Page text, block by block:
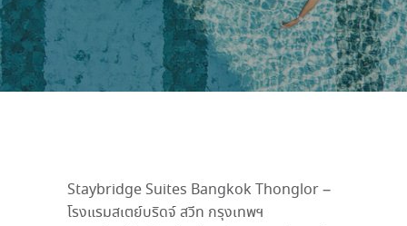
Staybridge Suites Bangkok Thonglor –
โรงแรมสเตย์บริดจ์ สวีท กรุงเทพฯ